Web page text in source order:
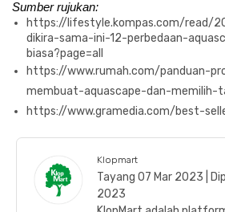
Sumber rujukan:
https://lifestyle.kompas.com/read/
dikira-sama-ini-12-perbedaan-
biasa?page=all
https://www.rumah.com/panduan-
membuat-aquascape-dan-memilih-
https://www.gramedia.com/best-
Klopmart
Tayang 07 Mar 2023 |
2023